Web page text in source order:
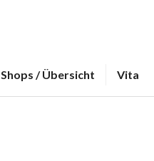
Shops / Übersicht Vita